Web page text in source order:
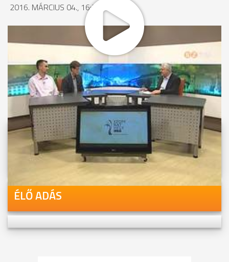
2016. MÁRCIUS 04., 16:26
Videóink megtekinthetőek
Youtube-csatornánkon is!
ÉLŐ ADÁS